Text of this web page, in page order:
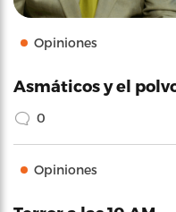
Opiniones
Asmáticos y el
0
Opiniones